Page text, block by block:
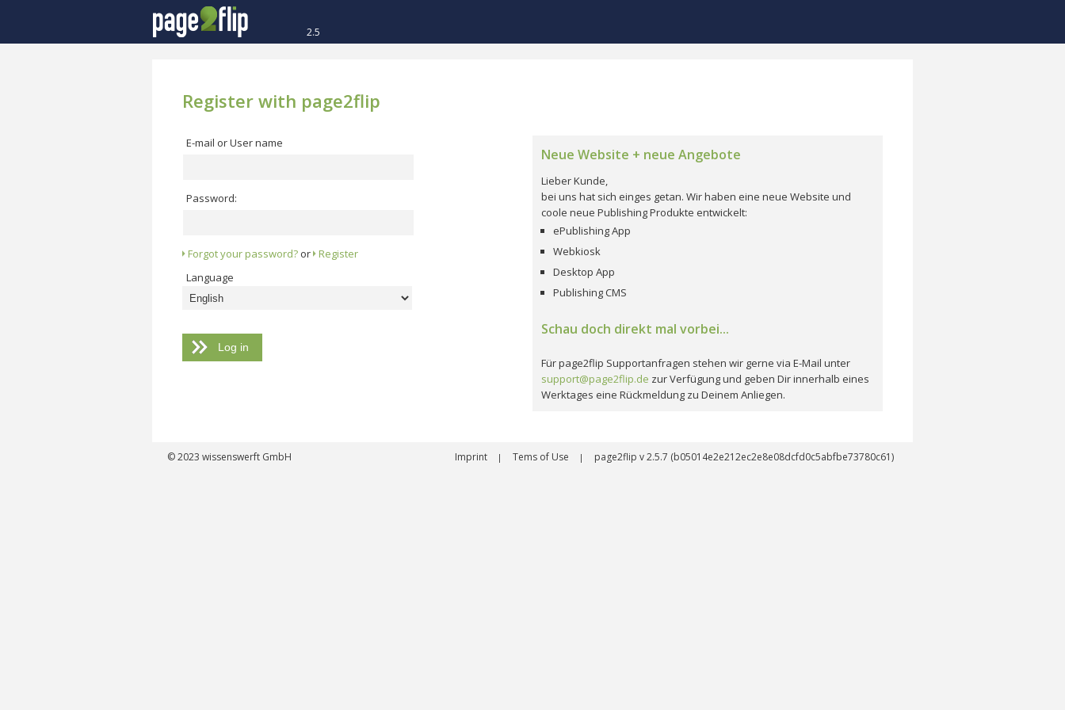
2.5
Register with page2flip
E-mail or User name
Password:
Forgot your password? or Register
Language
Neue Website + neue Angebote
Lieber Kunde,
bei uns hat sich einges getan. Wir haben eine neue Website und
coole neue Publishing Produkte entwickelt:
ePublishing App
Webkiosk
Desktop App
Publishing CMS
Schau doch direkt mal vorbei...
Für page2flip Supportanfragen stehen wir gerne via E-Mail unter
support@page2flip.de zur Verfügung und geben Dir innerhalb eines
Werktages eine Rückmeldung zu Deinem Anliegen.
Imprint | Tems of Use | page2flip v 2.5.7 (b05014e2e212ec2e8e08dcfd0c5abfbe73780c61)
© 2023 wissenswerft GmbH